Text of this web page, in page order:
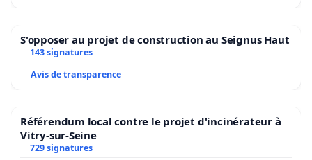
S'opposer au projet de construction au Seignus Haut
143 signatures
Avis de transparence
Référendum local contre le projet d'incinérateur à
Vitry-sur-Seine
729 signatures